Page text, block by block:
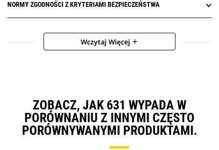
NORMY ZGODNOŚCI Z KRYTERIAMI BEZPIECZEŃSTWA
Wczytaj Więcej add
ZOBACZ, JAK 631 WYPADA W
PORÓWNANIU Z INNYMI CZĘSTO
PORÓWNYWANYMI PRODUKTAMI.